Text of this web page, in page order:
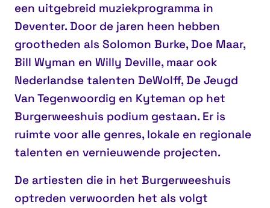
een uitgebreid muziekprogramma in
Deventer. Door de jaren heen hebben
grootheden als Solomon Burke, Doe Maar,
Bill Wyman en Willy Deville, maar ook
Nederlandse talenten DeWolff, De Jeugd
Van Tegenwoordig en Kyteman op het
Burgerweeshuis podium gestaan. Er is
ruimte voor alle genres, lokale en regionale
talenten en vernieuwende projecten.
De artiesten die in het Burgerweeshuis
optreden verwoorden het als volgt